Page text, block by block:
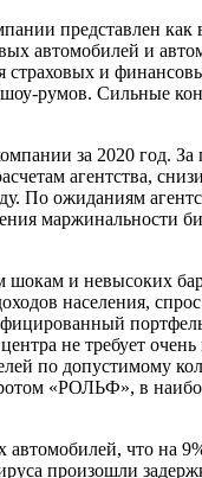
представлен как в
автомобилей и
страховых и
румов. Сильные
за 2020 год. За
агентства,
По ожиданиям
маржинальности
шокам и невысоких
населения,
не требует
по допустимому
«РОЛЬФ», в
что на
произошли